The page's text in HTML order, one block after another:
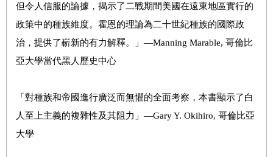
但令人信服的論據，揭示了二戰期間美國在遠東地區實行的
政策中的種族維度。霍恩的理論為二十世紀種族的國際政
治，提供了嶄新的有力解釋。」—Manning Marable, 哥倫比
亞大學當代黑人歷史中心
「對種族和帝國進行廣泛而無懼的全面考察，本書顯示了白
人至上主義的複雜性及其阻力」—Gary Y. Okihiro, 哥倫比亞
大學